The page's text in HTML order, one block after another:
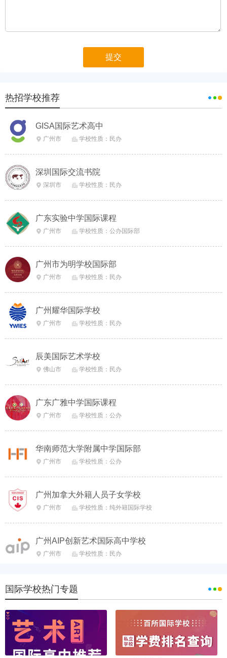
热招学校推荐
GISA国际艺术高中
 广州市  学校性质：民办
深圳国际交流书院
 深圳市  学校性质：民办
广东实验中学国际课程
 广州市  学校性质：公办国际部
广州市为明学校国际部
 广州市  学校性质：民办
广州耀华国际学校
 广州市  学校性质：民办
辰美国际艺术学校
 佛山市  学校性质：民办
广东广雅中学国际课程
 广州市  学校性质：公办
华南师范大学附属中学国际部
 广州市  学校性质：公办
广州加拿大外籍人员子女学校
 广州市  学校性质：纯外籍国际学校
广州AIP创新艺术国际高中学校
 广州市  学校性质：民办
国际学校热门专题